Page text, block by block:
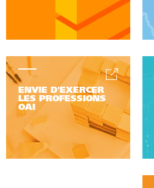
ENVIE D'EXERCER
LES PROFESSIONS
OAI